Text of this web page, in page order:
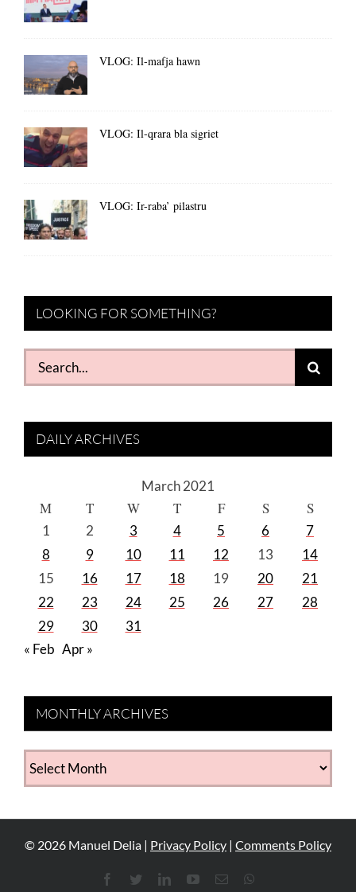
VLOG: Il-mafja hawn
VLOG: Il-qrara bla sigriet
VLOG: Ir-raba’ pilastru
LOOKING FOR SOMETHING?
Search
for:
DAILY ARCHIVES
March 2021
M T W T F S S
1 2 3 4 5 6
7
8
9 10 11 12 13
14
15
16 17 18 19 20
21
22
23 24 25 26 27
28
29
30
31
« Feb Apr »
MONTHLY ARCHIVES
MONTHLY
ARCHIVES
© 2026 Manuel Delia | Privacy Policy | Comments Policy
FacebookTwitterLinkedInYouTube
Email